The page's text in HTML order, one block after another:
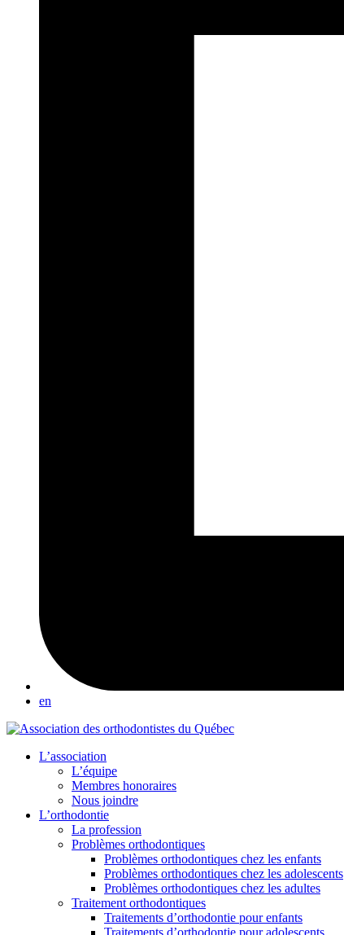
en
L’association
L’équipe
Membres honoraires
Nous joindre
L’orthodontie
La profession
Problèmes orthodontiques
Problèmes orthodontiques chez les enfants
Problèmes orthodontiques chez les adolescents
Problèmes orthodontiques chez les adultes
Traitement orthodontiques
Traitements d’orthodontie pour enfants